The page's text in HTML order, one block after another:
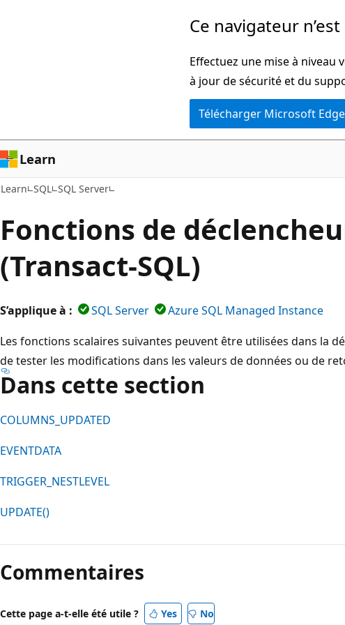
Ce navigateur
Effectuez une mise à
à jour de sécurité et du
Télécharger Microsoft Edge
Learn
Learn SQL SQL Server
Fonctions de
(Transact-SQL)
S’applique à : SQL Server
Azure SQL Managed Instance
Les fonctions scalaires suivantes peuvent être utilisées dans la
de tester les modifications dans les valeurs de données ou de
Dans cette section
COLUMNS_UPDATED
EVENTDATA
TRIGGER_NESTLEVEL
UPDATE()
Commentaires
Cette page a-t-elle été utile ? Yes No